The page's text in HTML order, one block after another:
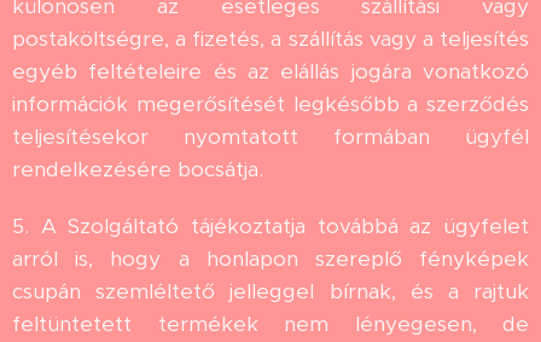
különösen az esetleges szállítási vagy
postaköltségre, a fizetés, a szállítás vagy a teljesítés
egyéb feltételeire és az elállás jogára vonatkozó
információk megerősítését legkésőbb a szerződés
teljesítésekor nyomtatott formában ügyfél
rendelkezésére bocsátja.
5. A Szolgáltató tájékoztatja továbbá az ügyfelet
arról is, hogy a honlapon szereplő fényképek
csupán szemléltető jelleggel bírnak, és a rajtuk
feltüntetett termékek nem lényegesen, de